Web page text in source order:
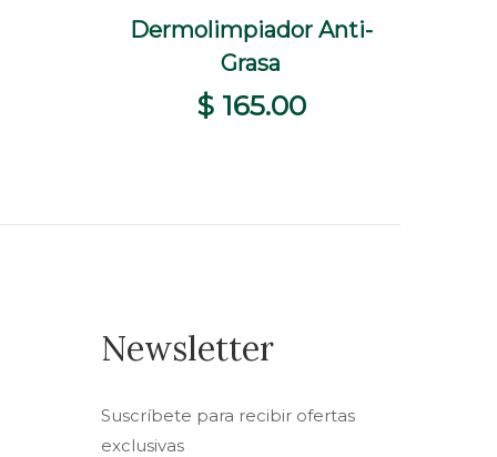
+ VISTA RÁPIDA + SELECCIONAR OPCIONES
Dermolimpiador Anti-
Grasa
$ 165.00
Newsletter
Suscríbete para recibir ofertas
exclusivas